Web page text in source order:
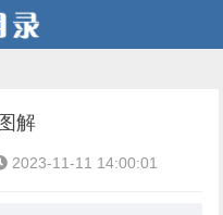
解
2023-11-11 14:00:01